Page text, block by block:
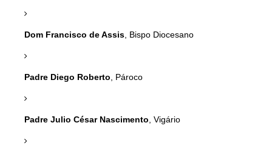
Dom Francisco de Assis , Bispo Diocesano
Padre Diego Roberto , Pároco
Padre Julio César Nascimento , Vigário